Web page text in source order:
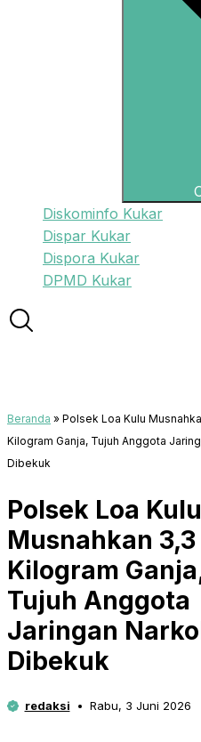
Diskominfo Kukar
Dispar Kukar
Dispora Kukar
DPMD Kukar
Beranda » Polsek Loa Kulu
Kilogram Ganja, Tujuh Anggota
Dibekuk
Polsek Loa Kulu
Musnahkan 3,3
Kilogram
Tujuh Anggota
Jaringan
Dibekuk
redaksi Rabu, 3 Juni 2026